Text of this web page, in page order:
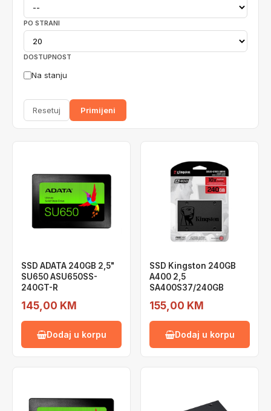
PO STRANI
DOSTUPNOST
Na stanju
Resetuj Primijeni
SSD ADATA 240GB 2,5"
SU650 ASU650SS-
240GT-R
145,00 KM
Dodaj u korpu
SSD Kingston 240GB
A400 2,5
SA400S37/240GB
155,00 KM
Dodaj u korpu